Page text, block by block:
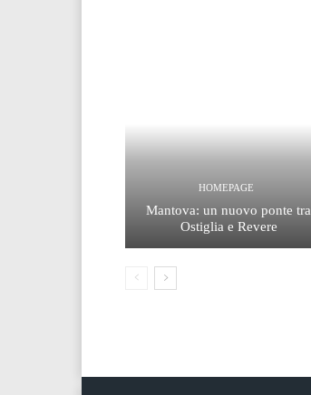
HOMEPAGE
Mantova: un nuovo ponte tra
Ostiglia e Revere